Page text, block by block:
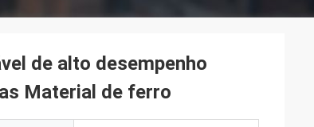
de alto desempenho
Material de ferro